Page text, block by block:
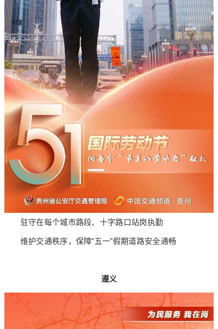
驻守在每个城市路段、十字路口站岗执勤
维护交通秩序，保障“五一”假期道路安全通畅
遵义